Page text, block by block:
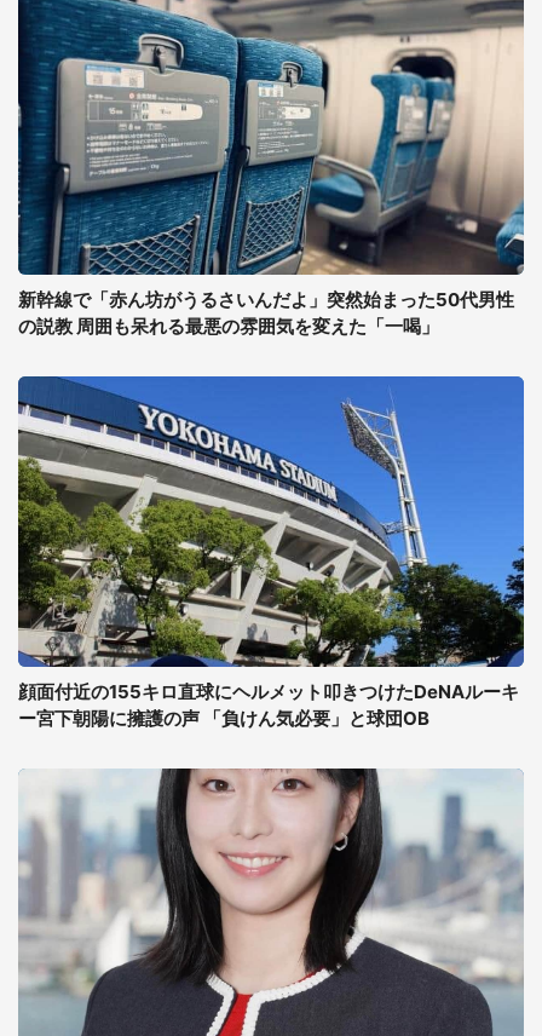
新幹線で「赤ん坊がうるさいんだよ」突然始まった50代男性
の説教 周囲も呆れる最悪の雰囲気を変えた「一喝」
顔面付近の155キロ直球にヘルメット叩きつけたDeNAルーキ
ー宮下朝陽に擁護の声 「負けん気必要」と球団OB